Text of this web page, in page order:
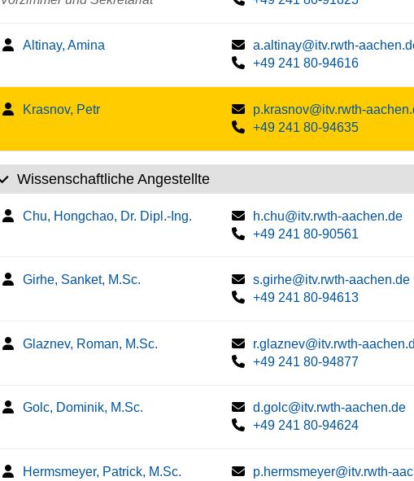
Altinay, Amina
a.altinay@itv.rwth-
+49 241 80-94616
Krasnov, Petr
p.krasnov@itv.rwth-
+49 241 80-94635
Wissenschaftliche Angestellte
Chu, Hongchao, Dr. Dipl.-Ing.
h.chu@itv.rwth-aachen.de
+49 241 80-90561
Girhe, Sanket, M.Sc.
s.girhe@itv.rwth-aachen.de
+49 241 80-94613
Glaznev, Roman, M.Sc.
r.glaznev@itv.rwth-
+49 241 80-94877
Golc, Dominik, M.Sc.
d.golc@itv.rwth-aachen.de
+49 241 80-94624
Hermsmeyer, Patrick, M.Sc.
p.hermsmeyer@itv.rwth-